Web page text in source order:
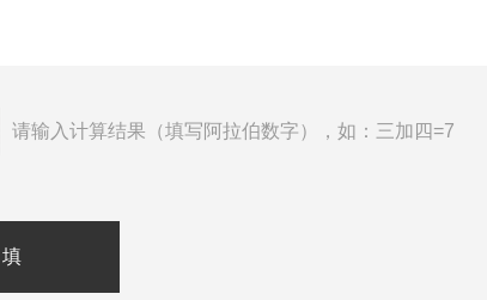
请输入计算结果（填写阿拉伯数字），如：三加四=7